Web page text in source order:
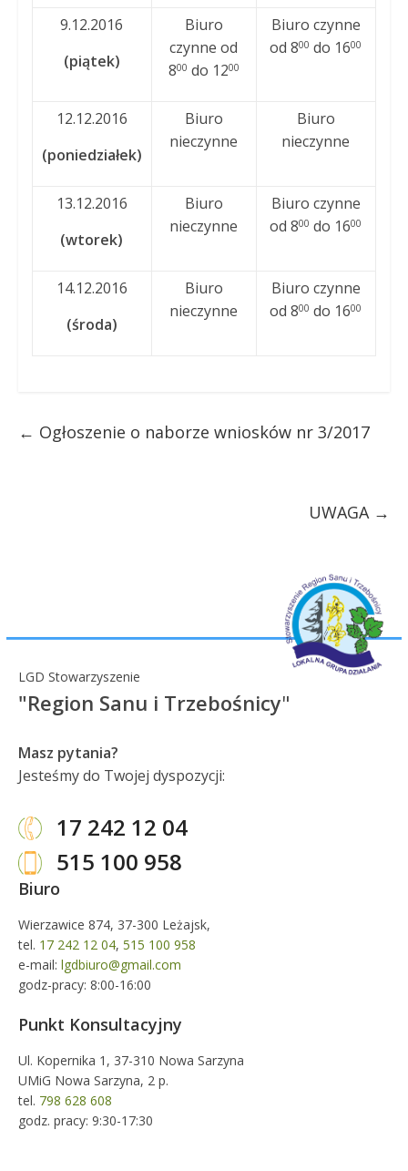
9.12.2016
(piątek)
Biuro
czynne od
800 do 1200
Biuro czynne
od 800 do 1600
12.12.2016
(poniedziałek)
Biuro
nieczynne
Biuro
nieczynne
13.12.2016
(wtorek)
Biuro
nieczynne
Biuro czynne
od 800 do 1600
14.12.2016
(środa)
Biuro
nieczynne
Biuro czynne
od 800 do 1600
← Ogłoszenie o naborze wniosków nr 3/2017
UWAGA →
LGD Stowarzyszenie
"Region Sanu i Trzebośnicy"
Masz pytania?
Jesteśmy do Twojej dyspozycji:
17 242 12 04
515 100 958
Biuro
Wierzawice 874, 37-300 Leżajsk,
tel. 17 242 12 04, 515 100 958
e-mail: lgdbiuro@gmail.com
godz-pracy: 8:00-16:00
Punkt Konsultacyjny
Ul. Kopernika 1, 37-310 Nowa Sarzyna
UMiG Nowa Sarzyna, 2 p.
tel. 798 628 608
godz. pracy: 9:30-17:30